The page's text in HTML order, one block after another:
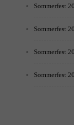
Sommerfest
Sommerfest
Sommerfest
Sommerfest